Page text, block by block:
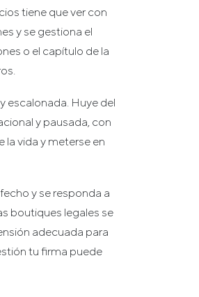
tiene que ver con
y se gestiona el
o el capítulo de la
escalonada. Huye del
y pausada, con
la vida y meterse en
y se responda a
boutiques legales se
adecuada para
tu firma puede